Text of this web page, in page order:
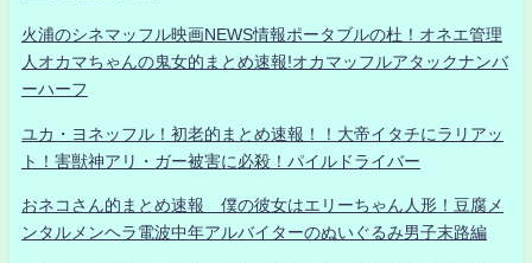
火浦のシネマッフル映画NEWS情報ポータブルの杜！オネエ管理
人オカマちゃんの鬼女的まとめ速報!オカマッフルアタックナンバ
ーハーフ
ユカ・ヨネッフル！初老的まとめ速報！！大帝イタチにラリアッ
ト！害獣神アリ・ガー被害に必殺！パイルドライバー
おネコさん的まとめ速報 僕の彼女はエリーちゃん人形！豆腐メ
ンタルメンヘラ電波中年アルバイターのぬいぐるみ男子末路編